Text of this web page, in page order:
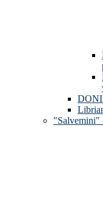
"Salvemini"